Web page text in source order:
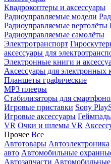
Квадрокоптеры и аксессуары
Радиоуправляемые модели
Радиоуправляемые вертолёты
Радиоуправляемые самолёты
Электротранспорт
аксессуары для
Электронные книги и
Аксессуары для электронных
Планшеты графические
MP3 плееры
Стабилизаторы для
Игровые приставки Sony
Игровые аксессуары
VR Очки и шлемы VR
Прочее Все
Автотовары Автоэлектроника
авто Автомобильные
Автозапчасти